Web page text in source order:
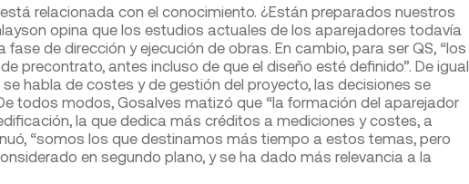
relacionada con el conocimiento. ¿Están preparados nuestros
opina que los estudios actuales de los aparejadores todavía
de dirección y ejecución de obras. En cambio, para ser QS, “los
precontrato, antes incluso de que el diseño esté definido”. De igual
se habla de costes y de gestión del proyecto, las decisiones se
todos modos, Gosalves matizó que “la formación del aparejador
la que dedica más créditos a mediciones y costes, a
“somos los que destinamos más tiempo a estos temas, pero
en segundo plano, y se ha dado más relevancia a la